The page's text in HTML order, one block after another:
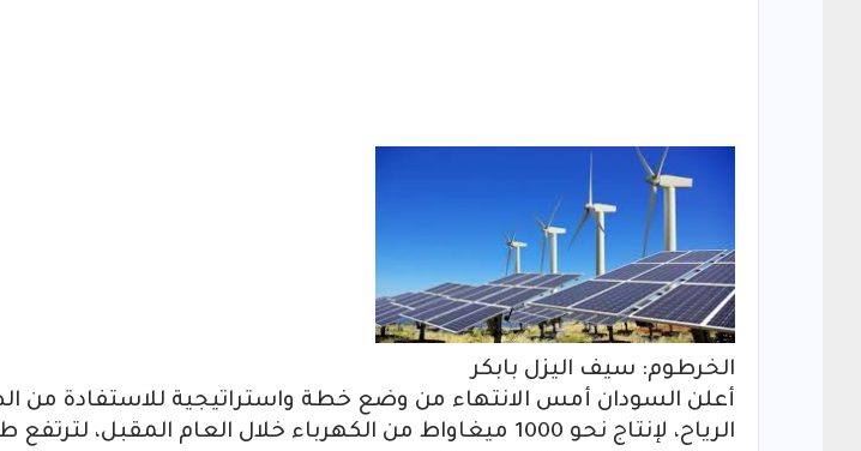
الخرطوم: سيف اليزل بابكر
أعلن السودان أمس الانتهاء من وضع خطة واستراتيجية للاستفادة من
الرياح، لإنتاج نحو 1000 ميغاواط من الكهرباء خلال العام المقبل،